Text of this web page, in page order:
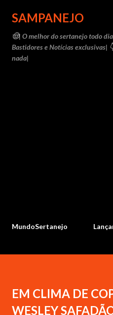
Pular para o
SAMPANEJO
🤠| O melhor do sertanejo todo
Bastidores e Notícias exclusivas|
nada|
MundoSertanejo
EM CLIMA DE
WESLEY